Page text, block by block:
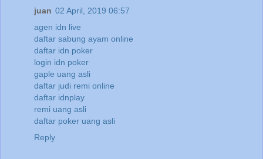
juan 02 April, 2019 06:57
agen idn live
daftar sabung ayam online
daftar idn poker
login idn poker
gaple uang asli
daftar judi remi online
daftar idnplay
remi uang asli
daftar poker uang asli
Reply